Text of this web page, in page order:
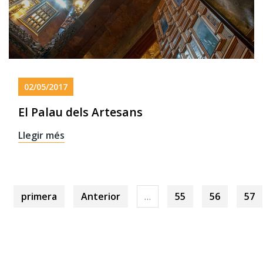
02/05/2017
El Palau dels Artesans
Llegir més
primera Anterior … 55 56 57